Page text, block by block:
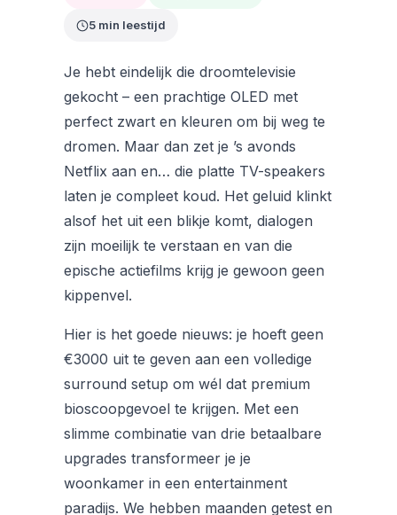
5 min leestijd
Je hebt eindelijk die droomtelevisie
gekocht – een prachtige OLED met
perfect zwart en kleuren om bij weg te
dromen. Maar dan zet je ’s avonds
Netflix aan en… die platte TV-speakers
laten je compleet koud. Het geluid klinkt
alsof het uit een blikje komt, dialogen
zijn moeilijk te verstaan en van die
epische actiefilms krijg je gewoon geen
kippenvel.
Hier is het goede nieuws: je hoeft geen
€3000 uit te geven aan een volledige
surround setup om wél dat premium
bioscoopgevoel te krijgen. Met een
slimme combinatie van drie betaalbare
upgrades transformeer je je
woonkamer in een entertainment
paradijs. We hebben maanden getest en